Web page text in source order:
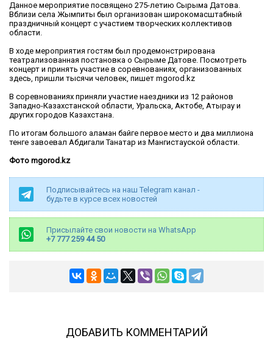
Данное мероприятие посвящено 275-летию Сырыма Датова.
Вблизи села Жымпиты был организован широкомасштабный
праздничный концерт с участием творческих коллективов
области.
В ходе мероприятия гостям был продемонстрирована
театрализованная постановка о Сырыме Датове. Посмотреть
концерт и принять участие в соревнованиях, организованных
здесь, пришли тысячи человек, пишет mgorod.kz
В соревнованиях приняли участие наездники из 12 районов
Западно-Казахстанской области, Уральска, Актобе, Атырау и
других городов Казахстана.
По итогам большого аламан байге первое место и два миллиона
тенге завоевал Абдигали Танатар из Мангистауской области.
Фото mgorod.kz
Подписывайтесь на наш Telegram канал -
будьте в курсе всех новостей
Присылайте свои новости на WhatsApp
+7 777 259 44 50
ДОБАВИТЬ КОММЕНТАРИЙ